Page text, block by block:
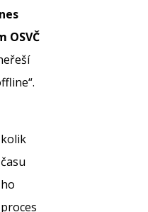
OSVČ
kolik
času
ho
proces